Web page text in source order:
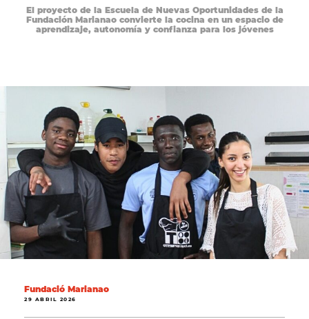
El proyecto de la Escuela de Nuevas Oportunidades de la
Fundación Marianao convierte la cocina en un espacio de
aprendizaje, autonomía y confianza para los jóvenes
Fundació Marianao
29 ABRIL 2026